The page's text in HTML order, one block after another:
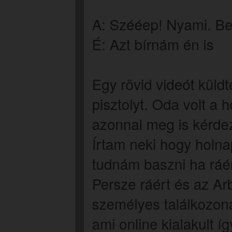
A: Szééep! Nyami.
É: Azt bírnám én is
Egy rövid videót
pisztolyt. Oda volt a
azonnal meg is
Írtam neki hogy
tudnám baszni ha
Persze ráért és az
személyes
ami online kialakult